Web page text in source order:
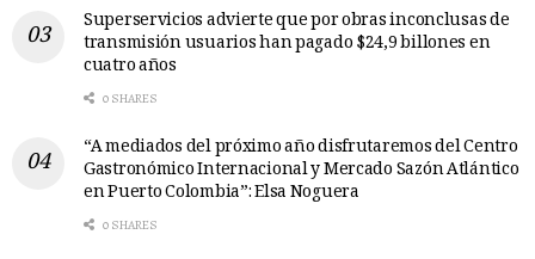
Superservicios advierte que por obras inconclusas de
transmisión usuarios han pagado $24,9 billones en
cuatro años
0 SHARES
“A mediados del próximo año disfrutaremos del Centro
Gastronómico Internacional y Mercado Sazón Atlántico
en Puerto Colombia”: Elsa Noguera
0 SHARES